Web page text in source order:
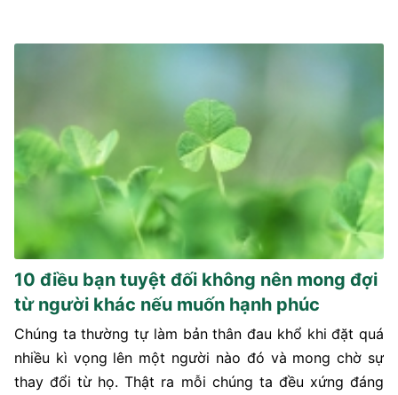
10 điều bạn tuyệt đối không nên mong đợi
từ người khác nếu muốn hạnh phúc
Chúng ta thường tự làm bản thân đau khổ khi đặt quá
nhiều kì vọng lên một người nào đó và mong chờ sự
thay đổi từ họ. Thật ra mỗi chúng ta đều xứng đáng